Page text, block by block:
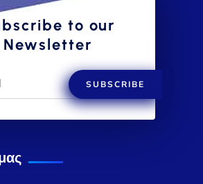
to our
Newsletter
SUBSCRIBE